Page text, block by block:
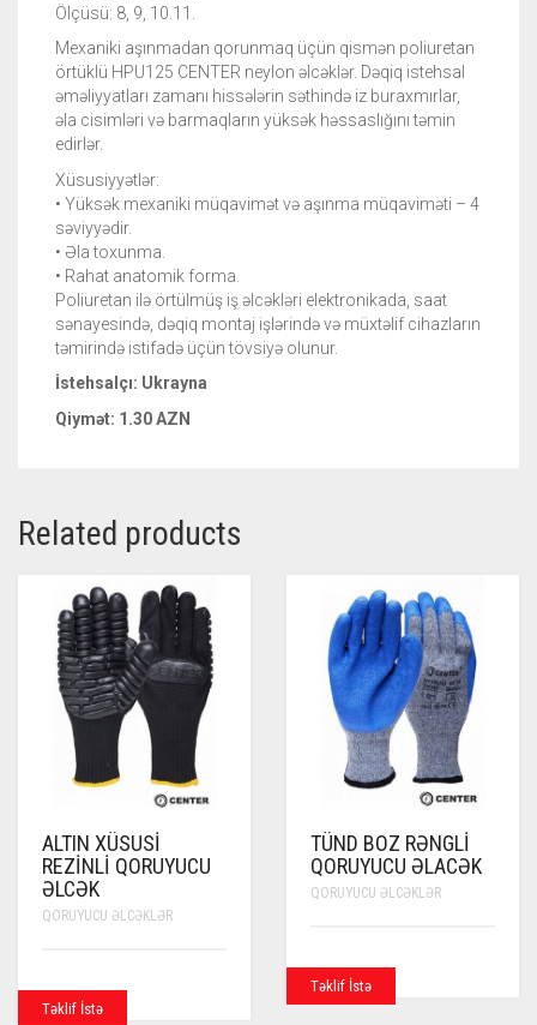
Ölçüsü: 8, 9, 10.11.
Mexaniki aşınmadan qorunmaq üçün qismən poliuretan
örtüklü HPU125 CENTER neylon əlcəklər. Dəqiq istehsal
əməliyyatları zamanı hissələrin səthində iz buraxmırlar,
əla cisimləri və barmaqların yüksək həssaslığını təmin
edirlər.
Xüsusiyyətlər:
• Yüksək mexaniki müqavimət və aşınma müqaviməti – 4
səviyyədir.
• Əla toxunma.
• Rahat anatomik forma.
Poliuretan ilə örtülmüş iş əlcəkləri elektronikada, saat
sənayesində, dəqiq montaj işlərində və müxtəlif cihazların
təmirində istifadə üçün tövsiyə olunur.
İstehsalçı: Ukrayna
Qiymət: 1.30 AZN
Related products
ALTIN XÜSUSI
REZINLI QORUYUCU
ƏLCƏK
QORUYUCU ƏLCƏKLƏR
Təklif İstə
TÜND BOZ RƏNGLI
QORUYUCU ƏLACƏK
QORUYUCU ƏLCƏKLƏR
Təklif İstə